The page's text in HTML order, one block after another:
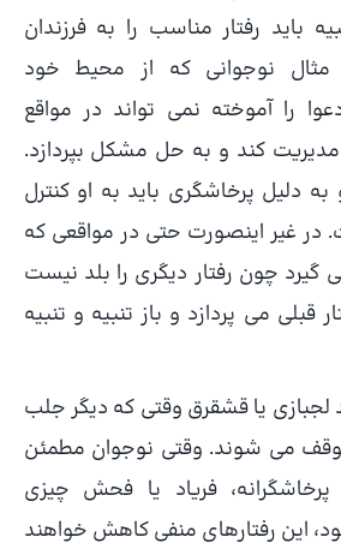
باید رفتار مناسب را به فرزندان
مثال نوجوانی که از محیط خود
را آموخته نمی تواند در مواقع
مدیریت کند و به حل مشکل بپردازد.
به دلیل پرخاشگری باید به او کنترل
در غیر اینصورت حتی در مواقعی که
گیرد چون رفتار دیگری را بلد نیست
قبلی می پردازد و باز تنبیه و تنبیه
لجبازی یا قشقرق وقتی که دیگر جلب
می شوند. وقتی نوجوان مطمئن
پرخاشگرانه، فریاد یا فحش چیزی
این رفتارهای منفی کاهش خواهند